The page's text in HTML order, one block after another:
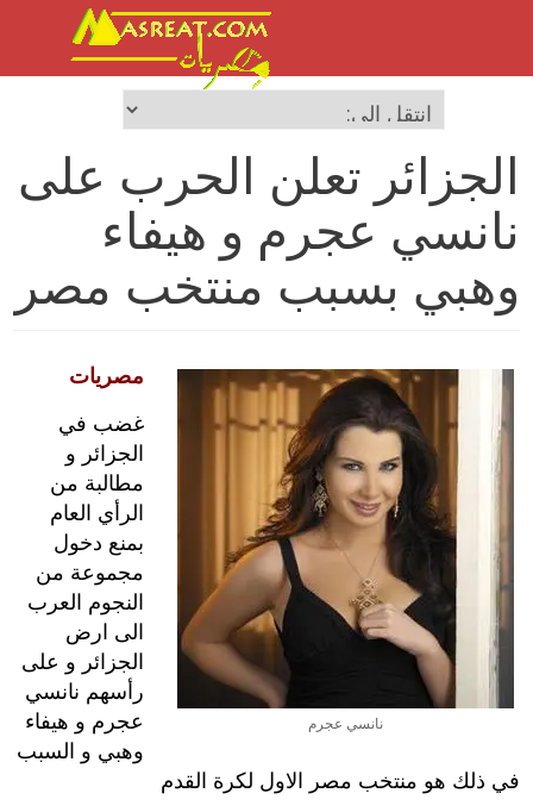
الجزائر تعلن الحرب على
نانسي عجرم و هيفاء
وهبي بسبب منتخب مصر
نانسي عجرم
مصريات
غضب في
الجزائر و
مطالبة من
الرأي العام
بمنع دخول
مجموعة من
النجوم العرب
الى ارض
الجزائر و على
رأسهم نانسي
عجرم و هيفاء
وهبي و السبب
في ذلك هو منتخب مصر الاول لكرة القدم